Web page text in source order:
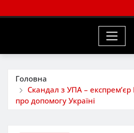
Головна
Скандал з УПА –
про допомогу Україні